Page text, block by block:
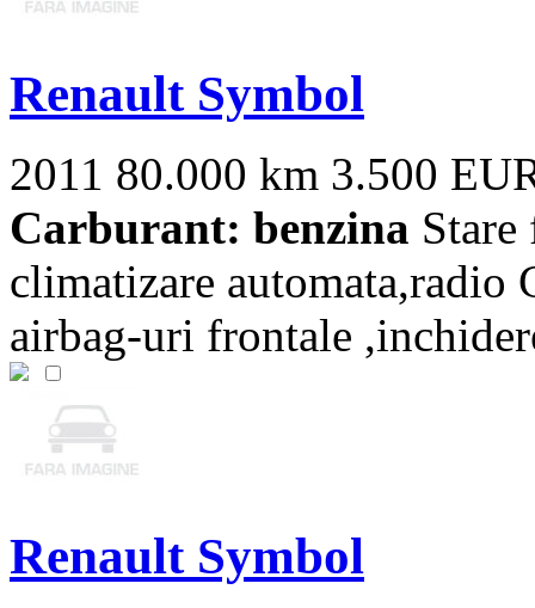
Renault Symbol
2011 80.000 km 3.500
Carburant: benzina
climatizare automata,radio
airbag-uri frontale
Renault Symbol